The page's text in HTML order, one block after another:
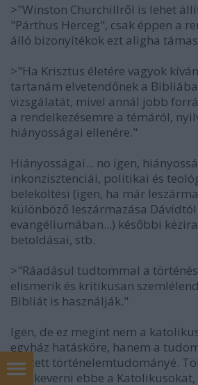
>"Winston Churchillről is lehet
"Párthus Herceg", csak éppen a
álló bizonyítékok ezt aligha
>"Ha Krisztus életére vagyok
tartanám elvetendőnek a
vizsgálatát, mivel annál jobb
a rendelkezésemre a témáról,
hiányosságai ellenére."
Hiányosságai... no igen,
inkonzisztenciái, politikai és
beleköltési (igen, ha már
különböző leszármazása
evangéliumában...) későbbi
betoldásai, stb.
>"Ráadásul tudtommal a
elismerik és kritikusan
Bibliát is használják."
Igen, de ez megint nem a
egyház hatásköre, hanem a
végzett történelemtudományé.
belekeverni ebbe a Katolikusokat,